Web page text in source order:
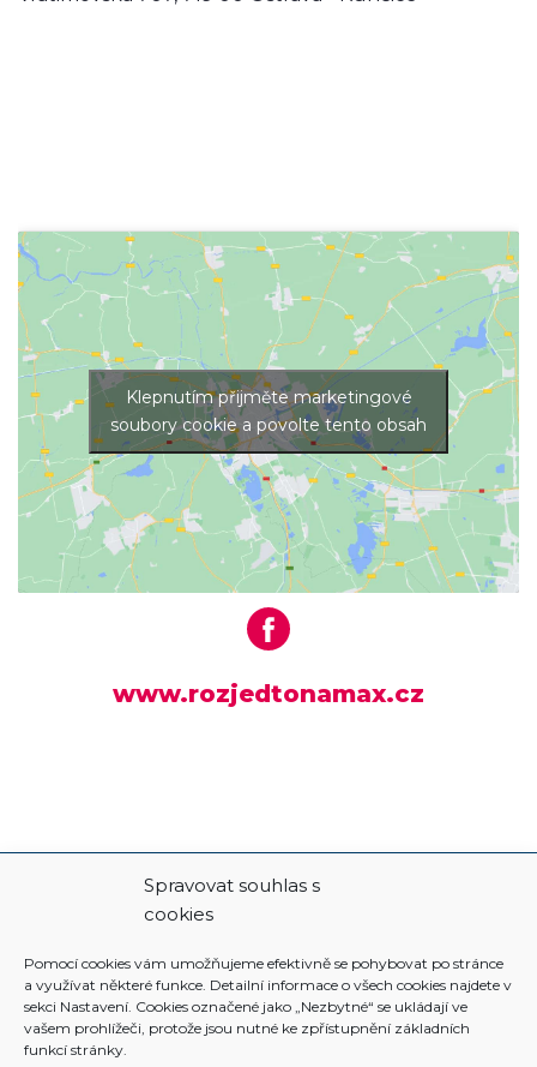
Spravovat souhlas s
cookies
Pomocí cookies vám umožňujeme efektivně se pohybovat po stránce
a využívat některé funkce. Detailní informace o všech cookies najdete v
sekci Nastavení. Cookies označené jako „Nezbytné“ se ukládají ve
vašem prohlížeči, protože jsou nutné ke zpřístupnění základních
funkcí stránky.
Klepnutím přijměte marketingové
soubory cookie a povolte tento obsah
www.rozjedtonamax.cz